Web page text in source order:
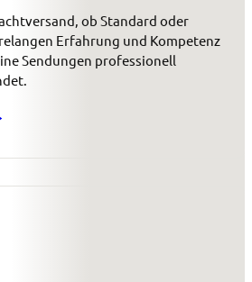
ob Standard oder
Erfahrung und Kompetenz
Sendungen professionell